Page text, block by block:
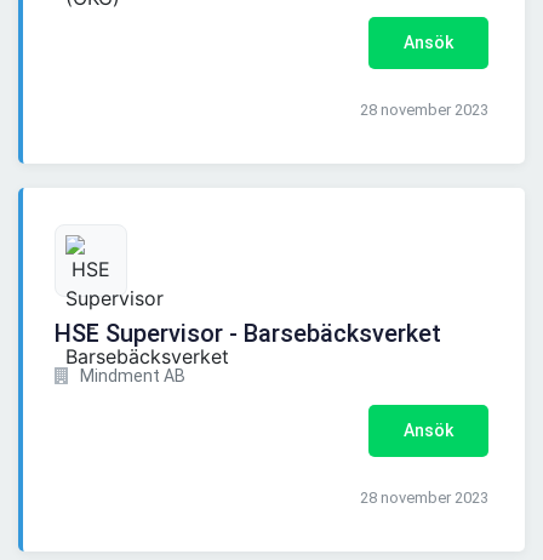
Ansök
28 november 2023
HSE Supervisor - Barsebäcksverket
Mindment AB
Ansök
28 november 2023